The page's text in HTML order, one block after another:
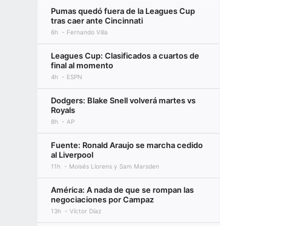
Pumas quedó fuera de la Leagues Cup
tras caer ante Cincinnati
6h Fernando Villa
Leagues Cup: Clasificados a cuartos de
final al momento
4h ESPN
Dodgers: Blake Snell volverá martes vs
Royals
8h AP
Fuente: Ronald Araujo se marcha cedido
al Liverpool
11h Moisés Llorens y Sam Marsden
América: A nada de que se rompan las
negociaciones por Campaz
13h Víctor Díaz